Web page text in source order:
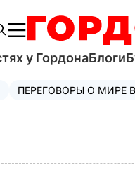
у ГордонаБлоги
ПЕРЕГОВОРЫ О МИРЕ